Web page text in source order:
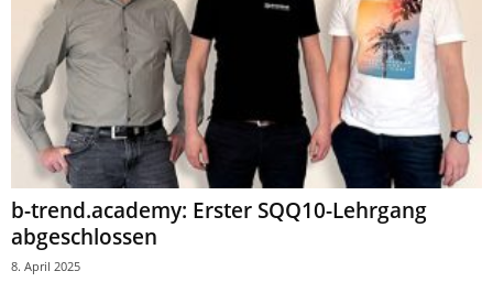
b-trend.academy: Erster SQQ10-Lehrgang
abgeschlossen
8. April 2025